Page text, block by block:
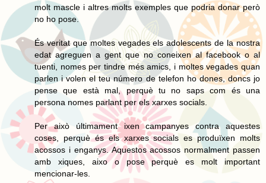
molt mascle i altres molts exemples que podria donar però
no ho pose.
És veritat que moltes vegades els adolescents de la nostra
edat agreguen a gent que no coneixen al facebook o al
tuenti, nomes per tindre més amics, i moltes vegades quan
parlen i volen el teu número de telefon ho dones, doncs jo
pense que està mal, perquè tu no saps com és una
persona nomes parlant per els xarxes socials.
Per això últimament ixen campanyes contra aquestes
coses, perquè és els xarxes socials es produïxen molts
acossos i enganys. Aquestos acossos normalment passen
amb xiques, aixo o pose perquè es molt important
mencionar-les.